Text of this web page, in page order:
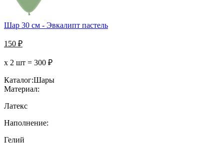
Шар 30 см - Эвкалипт пастель
150 ₽
х 2 шт = 300 ₽
Каталог:Шары
Материал:
Латекс
Наполнение:
Гелий